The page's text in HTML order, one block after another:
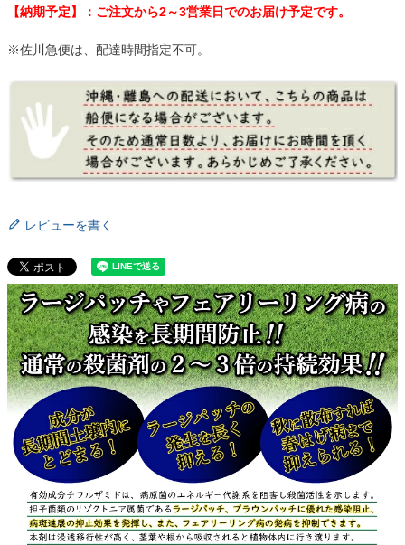
【納期予定】：ご注文から2～3営業日でのお届け予定です。
※佐川急便は、配達時間指定不可。
レビューを書く